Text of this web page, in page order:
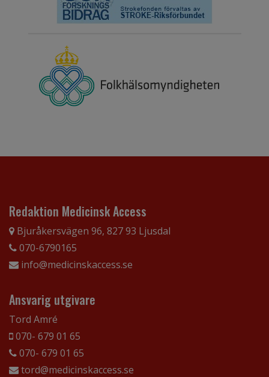
Redaktion Medicinsk Access
Bjuråkersvägen 96, 827 93 Ljusdal
070-6790165
info@medicinskaccess.se
Ansvarig utgivare
Tord Amré
070- 679 01 65
070- 679 01 65
tord@medicinskaccess.se